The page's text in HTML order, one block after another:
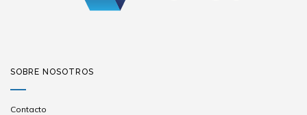
SOBRE NOSOTROS
Contacto